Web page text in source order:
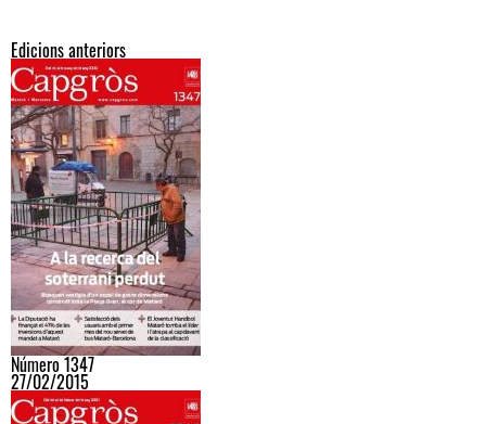
Edicions anteriors
Número 1347
27/02/2015